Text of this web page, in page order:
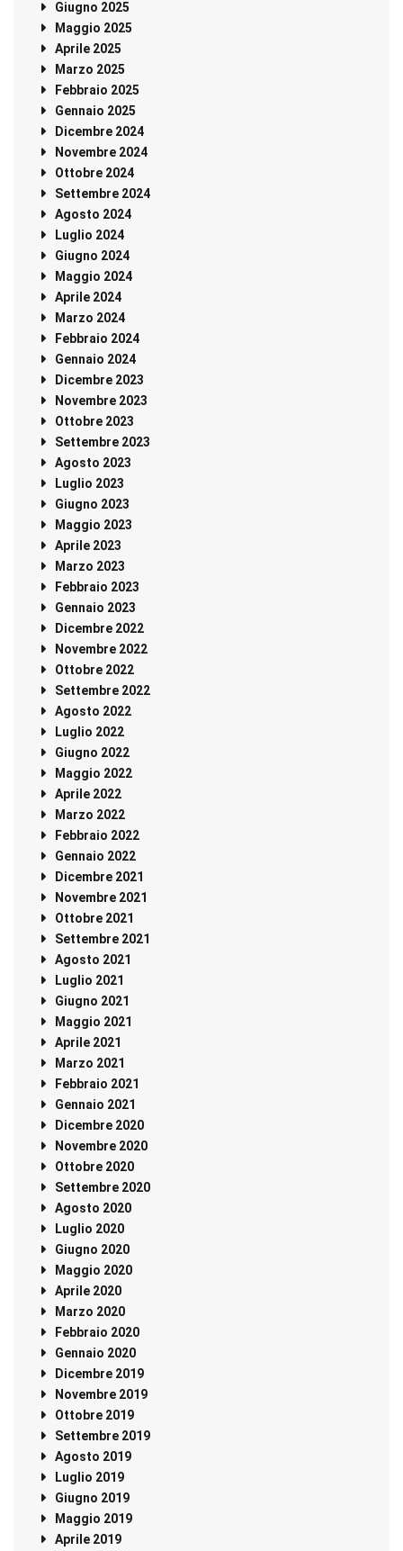
Giugno 2025
Maggio 2025
Aprile 2025
Marzo 2025
Febbraio 2025
Gennaio 2025
Dicembre 2024
Novembre 2024
Ottobre 2024
Settembre 2024
Agosto 2024
Luglio 2024
Giugno 2024
Maggio 2024
Aprile 2024
Marzo 2024
Febbraio 2024
Gennaio 2024
Dicembre 2023
Novembre 2023
Ottobre 2023
Settembre 2023
Agosto 2023
Luglio 2023
Giugno 2023
Maggio 2023
Aprile 2023
Marzo 2023
Febbraio 2023
Gennaio 2023
Dicembre 2022
Novembre 2022
Ottobre 2022
Settembre 2022
Agosto 2022
Luglio 2022
Giugno 2022
Maggio 2022
Aprile 2022
Marzo 2022
Febbraio 2022
Gennaio 2022
Dicembre 2021
Novembre 2021
Ottobre 2021
Settembre 2021
Agosto 2021
Luglio 2021
Giugno 2021
Maggio 2021
Aprile 2021
Marzo 2021
Febbraio 2021
Gennaio 2021
Dicembre 2020
Novembre 2020
Ottobre 2020
Settembre 2020
Agosto 2020
Luglio 2020
Giugno 2020
Maggio 2020
Aprile 2020
Marzo 2020
Febbraio 2020
Gennaio 2020
Dicembre 2019
Novembre 2019
Ottobre 2019
Settembre 2019
Agosto 2019
Luglio 2019
Giugno 2019
Maggio 2019
Aprile 2019